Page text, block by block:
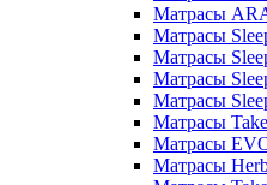
Матрасы
Матрасы
Матрасы
Матрасы
Матрасы
Матрасы
Матрасы
Матрасы